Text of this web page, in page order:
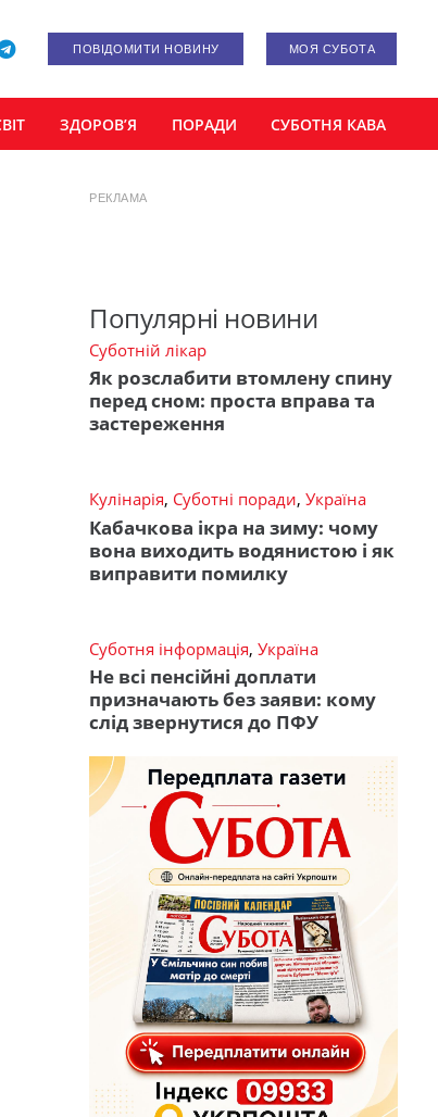
ПОВІДОМИТИ НОВИНУ МОЯ СУБОТА
ЗДОРОВ’Я ПОРАДИ СУБОТНЯ КАВА
РЕКЛАМА
Популярні новини
Суботній лікар
Як розслабити втомлену спину
перед сном: проста вправа та
застереження
Кулінарія, Суботні поради, Україна
Кабачкова ікра на зиму: чому
вона виходить водянистою і як
виправити помилку
Суботня інформація, Україна
Не всі пенсійні доплати
призначають без заяви: кому
слід звернутися до ПФУ